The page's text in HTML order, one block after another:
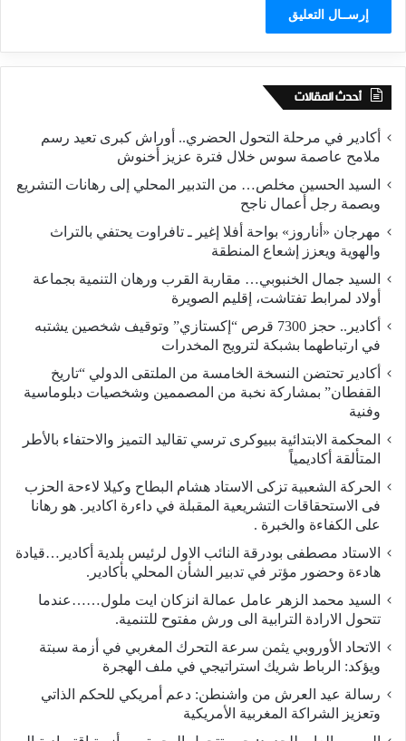
أحدث المقالات
أكادير في مرحلة التحول الحضري.. أوراش كبرى تعيد رسم
ملامح عاصمة سوس خلال فترة عزيز أخنوش
السيد الحسين مخلص… من التدبير المحلي إلى رهانات التشريع
وبصمة رجل أعمال ناجح
مهرجان «أناروز» بواحة أفلا إغير ـ تافراوت يحتفي بالتراث
والهوية ويعزز إشعاع المنطقة
السيد جمال الخنبوبي… مقاربة القرب ورهان التنمية بجماعة
أولاد لمرابط تفتاشت، إقليم الصويرة
أكادير.. حجز 7300 قرص “إكستازي” وتوقيف شخصين يشتبه
في ارتباطهما بشبكة لترويج المخدرات
أكادير تحتضن النسخة الخامسة من الملتقى الدولي “تاريخ
القفطان” بمشاركة نخبة من المصممين وشخصيات دبلوماسية
وفنية
المحكمة الابتدائية ببيوكرى ترسي تقاليد التميز والاحتفاء بالأطر
المتألقة أكاديمياً
الحركة الشعبية تزكى الاستاد هشام البطاح وكيلا لاءحة الحزب
فى الاستحقاقات التشريعية المقبلة في داءرة اكادير. هو رهانا
على الكفاءة والخبرة .
الاستاد مصطفى بودرقة النائب الاول لرئيس بلدية أكادير…قيادة
هادءة وحضور مؤتر في تدبير الشأن المحلي بأكادير.
السيد محمد الزهر عامل عمالة انزكان ايت ملول……عندما
تتحول الارادة الترابية الى ورش مفتوح للتنمية.
الاتحاد الأوروبي يثمن سرعة التحرك المغربي في أزمة سبتة
ويؤكد: الرباط شريك استراتيجي في ملف الهجرة
رسالة عيد العرش من واشنطن: دعم أمريكي للحكم الذاتي
وتعزيز الشراكة المغربية الأمريكية